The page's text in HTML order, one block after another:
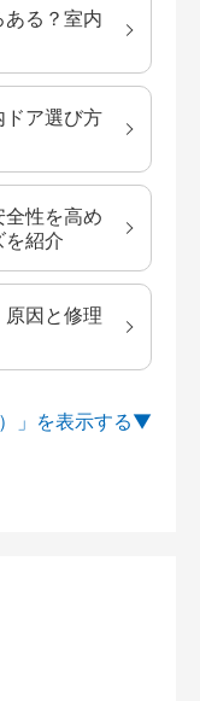
ある？室内
ドア選び方
性を高め
を紹介
因と修理
」を